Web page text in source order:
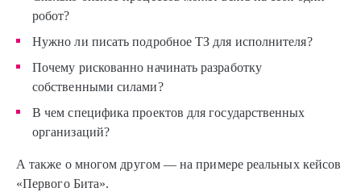
робот?
Нужно ли писать подробное ТЗ для исполнителя?
Почему рискованно начинать разработку
собственными силами?
В чем специфика проектов для государственных
организаций?
А также о многом другом — на примере реальных кейсов
«Первого Бита».